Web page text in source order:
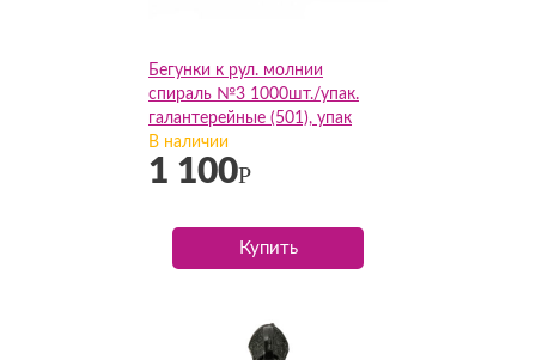
Бегунки к рул. молнии
спираль №3 1000шт./упак.
галантерейные (501), упак
В наличии
1 100Р
Купить